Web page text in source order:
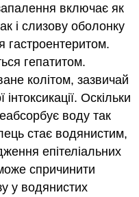
включає як
і слизову оболонку
гастроентеритом.
гепатитом.
колітом, зазвичай
Оскільки
воду так
стає водянистим,
епітеліальних
спричинити
у водянистих